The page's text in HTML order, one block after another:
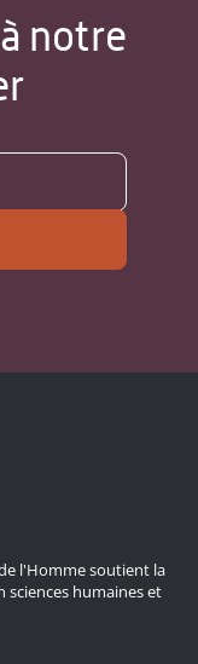
notre
l'Homme soutient la
sciences humaines et